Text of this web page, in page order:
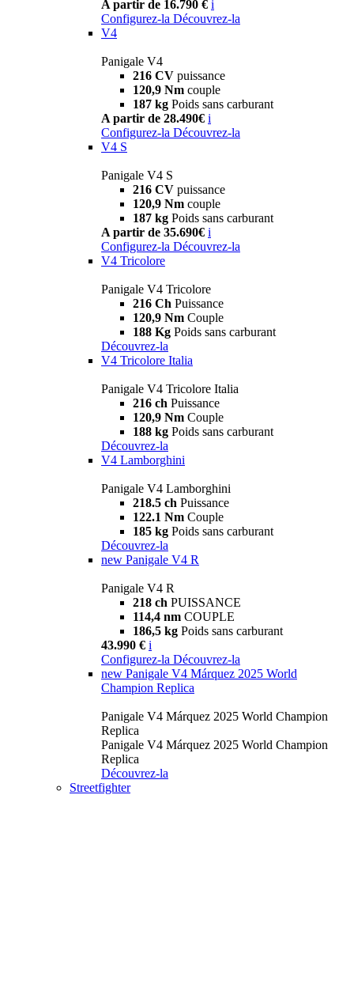
A partir de 16.790 € i
Configurez-la Découvrez-la
V4
Panigale V4
216 CV puissance
120,9 Nm couple
187 kg Poids sans carburant
A partir de 28.490€ i
Configurez-la Découvrez-la
V4 S
Panigale V4 S
216 CV puissance
120,9 Nm couple
187 kg Poids sans carburant
A partir de 35.690€ i
Configurez-la Découvrez-la
V4 Tricolore
Panigale V4 Tricolore
216 Ch Puissance
120,9 Nm Couple
188 Kg Poids sans carburant
Découvrez-la
V4 Tricolore Italia
Panigale V4 Tricolore Italia
216 ch Puissance
120,9 Nm Couple
188 kg Poids sans carburant
Découvrez-la
V4 Lamborghini
Panigale V4 Lamborghini
218.5 ch Puissance
122.1 Nm Couple
185 kg Poids sans carburant
Découvrez-la
new Panigale V4 R
Panigale V4 R
218 ch PUISSANCE
114,4 nm COUPLE
186,5 kg Poids sans carburant
43.990 € i
Configurez-la Découvrez-la
new Panigale V4 Márquez 2025 World
Champion Replica
Panigale V4 Márquez 2025 World Champion
Replica
Panigale V4 Márquez 2025 World Champion
Replica
Découvrez-la
Streetfighter